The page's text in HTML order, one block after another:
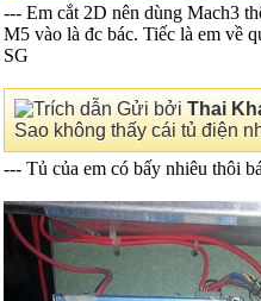
--- Em cắt 2D nên dùng Mach3
M5 vào là đc bác. Tiếc là em về
SG
Gửi bởi Thai
Sao không thấy cái tủ điện
--- Tủ của em có bấy nhiêu thôi